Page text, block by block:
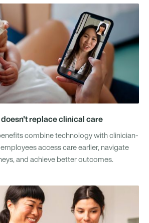
replace clinical care
combine technology with clinician-
access care earlier, navigate
and achieve better outcomes.